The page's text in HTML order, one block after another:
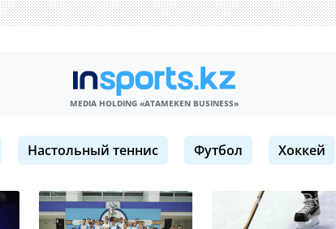
MEDIA HOLDING «ATAMEKЕN BUSINESS»
Настольный теннис Футбол Хоккей